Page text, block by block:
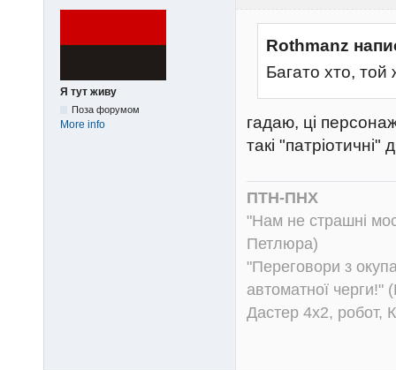
Я тут живу
Поза форумом
More info
Rothmanz
Багато хто,
гадаю, ці
такі
ПТН-ПНХ
"Нам не страшні
Петлюра)
"Переговори з
автоматної черги!"
Дастер 4х2, робот,